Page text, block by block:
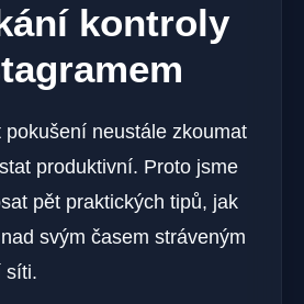
kontroly
pokušení neustále zkoumat
produktivní. Proto jsme
pět praktických tipů, jak
svým časem stráveným
síti.